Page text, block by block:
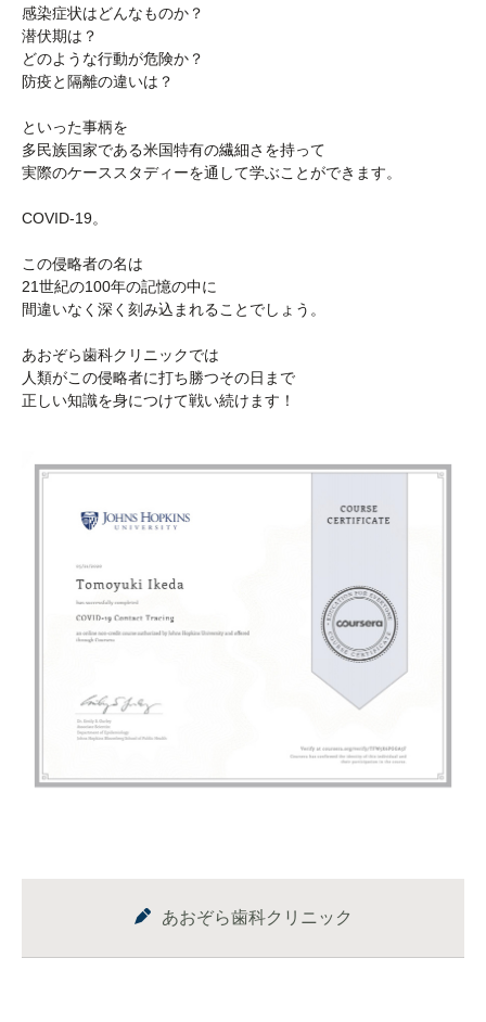
感染症状はどんなものか？
潜伏期は？
どのような行動が危険か？
防疫と隔離の違いは？
といった事柄を
多民族国家である米国特有の繊細さを持って
実際のケーススタディーを通して学ぶことができます。
COVID-19。
この侵略者の名は
21世紀の100年の記憶の中に
間違いなく深く刻み込まれることでしょう。
あおぞら歯科クリニックでは
人類がこの侵略者に打ち勝つその日まで
正しい知識を身につけて戦い続けます！
あおぞら歯科クリニック